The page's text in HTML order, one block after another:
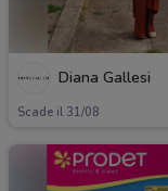
Diana Gallesi
Scade il 31/08